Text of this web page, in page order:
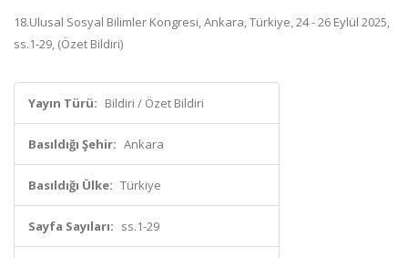
18.Ulusal Sosyal Bilimler Kongresi, Ankara, Türkiye, 24 - 26 Eylül 2025,
ss.1-29, (Özet Bildiri)
Yayın Türü: Bildiri / Özet Bildiri
Basıldığı Şehir: Ankara
Basıldığı Ülke: Türkiye
Sayfa Sayıları: ss.1-29